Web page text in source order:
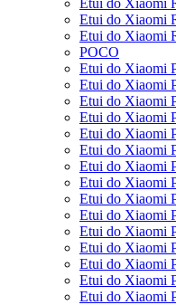
Etui do Xiaomi
Etui do Xiaomi
Etui do Xiaomi
POCO
Etui do Xiaomi
Etui do Xiaomi
Etui do Xiaomi
Etui do Xiaomi
Etui do Xiaomi
Etui do Xiaomi
Etui do Xiaomi
Etui do Xiaomi
Etui do Xiaomi
Etui do Xiaomi
Etui do Xiaomi
Etui do Xiaomi
Etui do Xiaomi
Etui do Xiaomi
Etui do Xiaomi